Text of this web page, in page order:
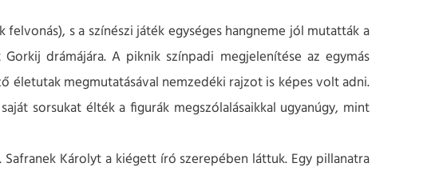
s a színészi játék egységes hangneme jól mutatták a
drámájára. A piknik színpadi megjelenítése az egymás
életutak megmutatásával nemzedéki rajzot is képes volt adni.
sorsukat élték a figurák megszólalásaikkal ugyanúgy, mint
Károlyt a kiégett író szerepében láttuk. Egy pillanatra